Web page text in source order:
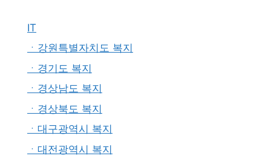
IT
ㆍ강원특별자치도 복지
ㆍ경기도 복지
ㆍ경상남도 복지
ㆍ경상북도 복지
ㆍ대구광역시 복지
ㆍ대전광역시 복지